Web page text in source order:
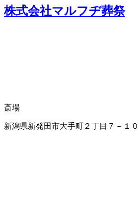
株式会社マルフヂ葬祭
斎場
新潟県新発田市大手町２丁目７－１０